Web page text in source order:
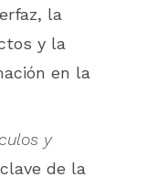
la
y la
en la
y
de la